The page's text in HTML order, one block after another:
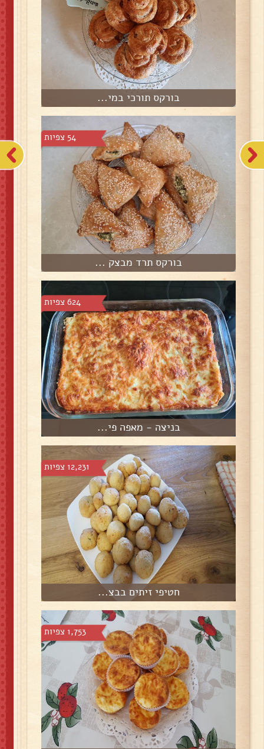
בורקס תורכי במי...
54 צפיות
בורקס תרד מבצק ...
624 צפיות
בניצה - מאפה פי...
12,231 צפיות
חטיפי זיתים בבצ...
1,753 צפיות